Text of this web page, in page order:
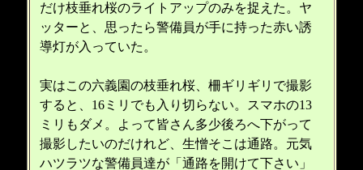
だけ枝垂れ桜のライトアップのみを捉えた。ヤ
ッターと、思ったら警備員が手に持った赤い誘
導灯が入っていた。
実はこの六義園の枝垂れ桜、柵ギリギリで撮影
すると、16ミリでも入り切らない。スマホの13
ミリもダメ。よって皆さん多少後ろへ下がって
撮影したいのだけれど、生憎そこは通路。元気
ハツラツな警備員達が「通路を開けて下さい」